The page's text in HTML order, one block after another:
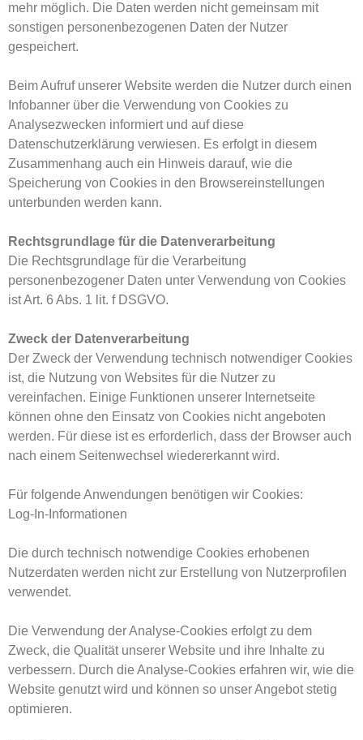
mehr möglich. Die Daten werden nicht gemeinsam mit
sonstigen personenbezogenen Daten der Nutzer
gespeichert.
Beim Aufruf unserer Website werden die Nutzer durch einen
Infobanner über die Verwendung von Cookies zu
Analysezwecken informiert und auf diese
Datenschutzerklärung verwiesen. Es erfolgt in diesem
Zusammenhang auch ein Hinweis darauf, wie die
Speicherung von Cookies in den Browsereinstellungen
unterbunden werden kann.
Rechtsgrundlage für die Datenverarbeitung
Die Rechtsgrundlage für die Verarbeitung
personenbezogener Daten unter Verwendung von Cookies
ist Art. 6 Abs. 1 lit. f DSGVO.
Zweck der Datenverarbeitung
Der Zweck der Verwendung technisch notwendiger Cookies
ist, die Nutzung von Websites für die Nutzer zu
vereinfachen. Einige Funktionen unserer Internetseite
können ohne den Einsatz von Cookies nicht angeboten
werden. Für diese ist es erforderlich, dass der Browser auch
nach einem Seitenwechsel wiedererkannt wird.
Für folgende Anwendungen benötigen wir Cookies:
Log-In-Informationen
Die durch technisch notwendige Cookies erhobenen
Nutzerdaten werden nicht zur Erstellung von Nutzerprofilen
verwendet.
Die Verwendung der Analyse-Cookies erfolgt zu dem
Zweck, die Qualität unserer Website und ihre Inhalte zu
verbessern. Durch die Analyse-Cookies erfahren wir, wie die
Website genutzt wird und können so unser Angebot stetig
optimieren.